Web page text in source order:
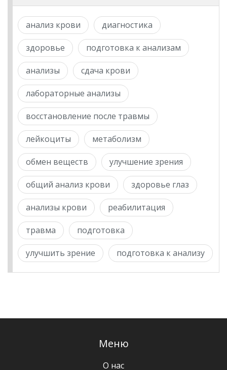
анализ крови диагностика
здоровье подготовка к анализам
анализы сдача крови
лабораторные анализы
восстановление после травмы
лейкоциты метаболизм
обмен веществ улучшение зрения
общий анализ крови здоровье глаз
анализы крови реабилитация
травма подготовка
улучшить зрение подготовка к анализу
Меню
О нас